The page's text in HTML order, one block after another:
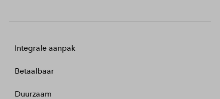
Integrale aanpak
Betaalbaar
Duurzaam